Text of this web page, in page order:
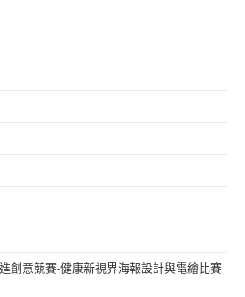
創意競賽-健康新視界海報設計與電繪比賽